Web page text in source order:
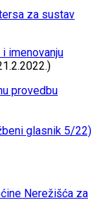
za sustav
imenovanju
provedbu
glasnik 5/22)
Nerežišća za